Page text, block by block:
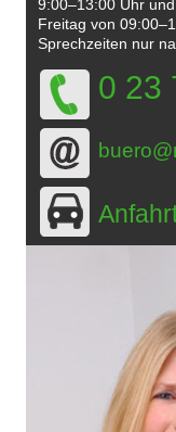
9:00–13:00 Uhr
Freitag von
Sprechzeiten nur
0 23